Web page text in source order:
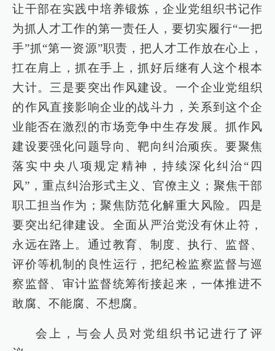
让干部在实践中培养锻炼，企业党组织书记作
为抓人才工作的第一责任人，要切实履行“一把
手”抓“第一资源”职责，把人才工作放在心上，
扛在肩上，抓在手上，抓好后继有人这个根本
大计。三是要突出作风建设。一个企业党组织
的作风直接影响企业的战斗力，关系到这个企
业能否在激烈的市场竞争中生存发展。抓作风
建设要强化问题导向、靶向纠治顽疾。要聚焦
落实中央八项规定精神，持续深化纠治“四
风”，重点纠治形式主义、官僚主义；聚焦干部
职工担当作为；聚焦防范化解重大风险。四是
要突出纪律建设。全面从严治党没有休止符，
永远在路上。通过教育、制度、执行、监督、
评价等机制的良性运行，把纪检监察监督与巡
察监督、审计监督统筹衔接起来，一体推进不
敢腐、不能腐、不想腐。
会上，与会人员对党组织书记进行了评